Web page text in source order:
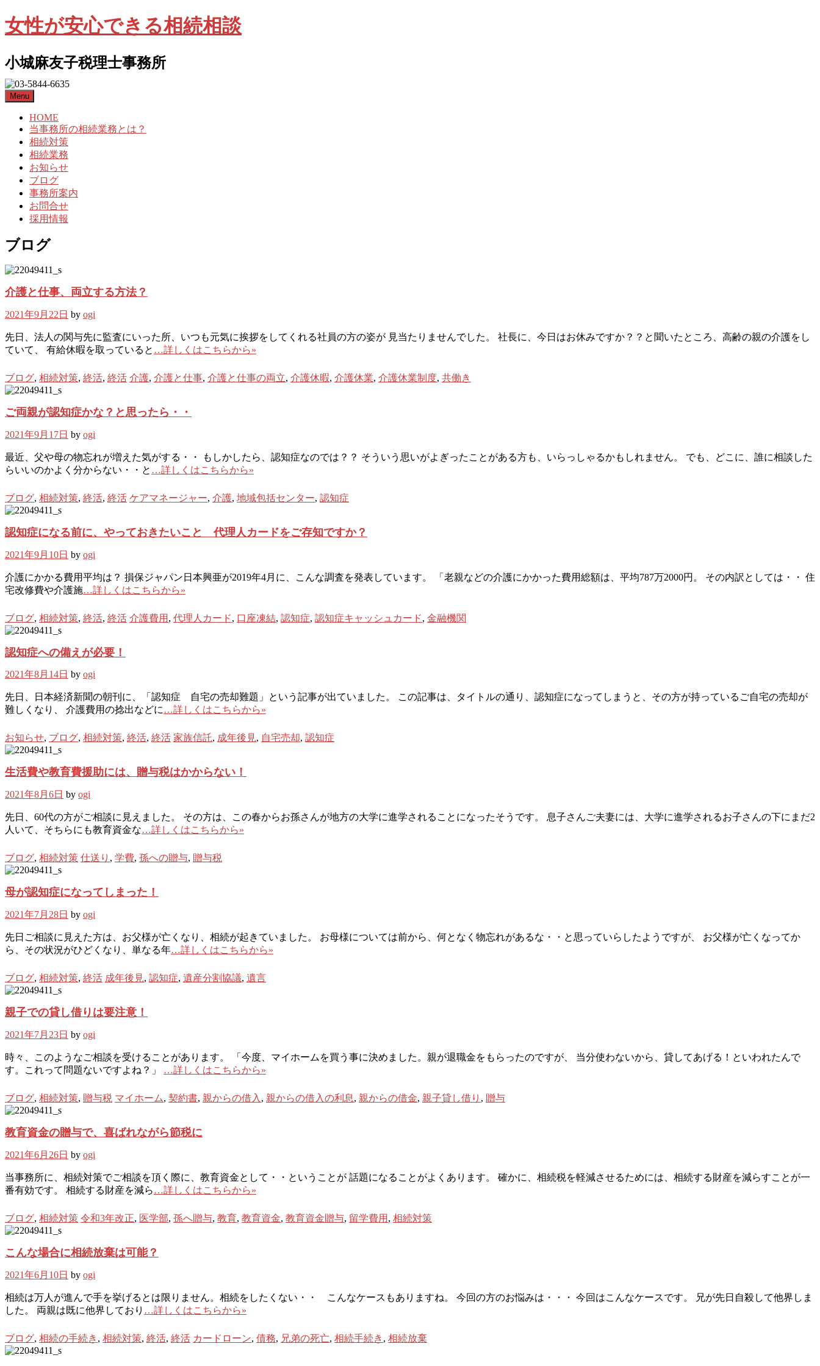
女性が安心できる相続相談
小城麻友子税理士事務所
Menu
HOME
当事務所の相続業務とは？
相続対策
相続業務
お知らせ
ブログ
事務所案内
お問合せ
採用情報
ブログ
介護と仕事、両立する方法？
2021年9月22日 by ogi
先日、法人の関与先に監査にいった所、いつも元気に挨拶をしてくれる社員の方の姿が 見当たりませんでした。 社長に、今日はお休みですか？？と聞いたところ、高齢の親の介護をし
ていて、 有給休暇を取っていると …詳しくはこちらから»
ブログ, 相続対策, 終活, 終活 介護, 介護と仕事, 介護と仕事の両立, 介護休暇, 介護休業, 介護休業制度, 共働き
ご両親が認知症かな？と思ったら・・
2021年9月17日 by ogi
最近、父や母の物忘れが増えた気がする・・ もしかしたら、認知症なのでは？？ そういう思いがよぎったことがある方も、いらっしゃるかもしれません。 でも、どこに、誰に相談した
らいいのかよく分からない・・と …詳しくはこちらから»
ブログ, 相続対策, 終活, 終活 ケアマネージャー, 介護, 地域包括センター, 認知症
認知症になる前に、やっておきたいこと 代理人カードをご存知ですか？
2021年9月10日 by ogi
介護にかかる費用平均は？ 損保ジャパン日本興亜が2019年4月に、こんな調査を発表しています。 「老親などの介護にかかった費用総額は、平均787万2000円。 その内訳としては・・ 住
宅改修費や介護施…詳しくはこちらから»
ブログ, 相続対策, 終活, 終活 介護費用 , 代理人カード, 口座凍結, 認知症, 認知症キャッシュカード, 金融機関
認知症への備えが必要！
2021年8月14日 by ogi
先日、日本経済新聞の朝刊に、「認知症 自宅の売却難題」という記事が出ていました。 この記事は、タイトルの通り、認知症になってしまうと、その方が持っているご自宅の売却が
難しくなり、 介護費用の捻出などに…詳しくはこちらから»
お知らせ, ブログ, 相続対策, 終活, 終活 家族信託, 成年後見, 自宅売却, 認知症
生活費や教育費援助には、贈与税はかからない！
2021年8月6日 by ogi
先日、60代の方がご相談に見えました。 その方は、この春からお孫さんが地方の大学に進学されることになったそうです。 息子さんご夫妻には、大学に進学されるお子さんの下にまだ2
人いて、そちらにも教育資金な…詳しくはこちらから»
ブログ, 相続対策 仕送り , 学費, 孫への贈与, 贈与税
母が認知症になってしまった！
2021年7月28日 by ogi
先日ご相談に見えた方は、お父様が亡くなり、相続が起きていました。 お母様については前から、何となく物忘れがあるな・・と思っていらしたようですが、 お父様が亡くなってか
ら、その状況がひどくなり、単なる年…詳しくはこちらから»
ブログ, 相続対策, 終活 成年後見, 認知症, 遺産分割協議, 遺言
親子での貸し借りは要注意！
2021年7月23日 by ogi
時々、このようなご相談を受けることがあります。 「今度、マイホームを買う事に決めました。親が退職金をもらったのですが、 当分使わないから、貸してあげる！といわれたんで
す。これって問題ないですよね？」 …詳しくはこちらから»
ブログ, 相続対策, 贈与税 マイホーム, 契約書, 親からの借入 , 親からの借入の利息, 親からの借金, 親子貸し借り , 贈与
教育資金の贈与で、喜ばれながら節税に
2021年6月26日 by ogi
当事務所に、相続対策でご相談を頂く際に、教育資金として・・ということが 話題になることがよくあります。 確かに、相続税を軽減させるためには、相続する財産を減らすことが一
番有効です。 相続する財産を減ら…詳しくはこちらから»
ブログ, 相続対策 令和3年改正, 医学部, 孫へ贈与, 教育, 教育資金, 教育資金贈与, 留学費用 , 相続対策
こんな場合に相続放棄は可能？
2021年6月10日 by ogi
相続は万人が進んで手を挙げるとは限りません。相続をしたくない・・ こんなケースもありますね。 今回の方のお悩みは・・・ 今回はこんなケースです。 兄が先日自殺して他界しま
した。 両親は既に他界しており …詳しくはこちらから»
ブログ, 相続の手続き , 相続対策, 終活, 終活 カードローン, 債務, 兄弟の死亡, 相続手続き , 相続放棄